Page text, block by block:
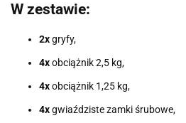
W zestawie:
2xgryfy,
4xobciążnik 2,5 kg,
4xobciążnik 1,25 kg,
4xgwiaździste zamki śrubowe,